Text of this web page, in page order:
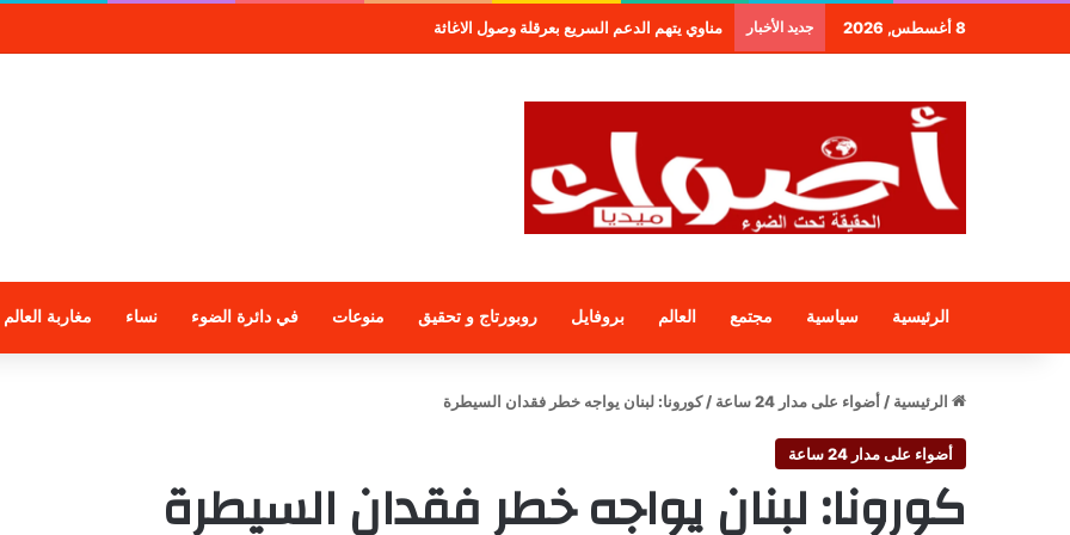
8 أغسطس, 2026 جديد الأخبار مناوي يتهم الدعم السريع بعرقلة وصول الاغاثة
الرئيسية سياسية مجتمع العالم بروفايل روبورتاج و تحقيق منوعات في دائرة الضوء نساء مغاربة العالم
الرئيسية / أضواء على مدار 24 ساعة / كورونا: لبنان يواجه خطر فقدان السيطرة
أضواء على مدار 24 ساعة
كورونا: لبنان يواجه خطر فقدان السيطرة